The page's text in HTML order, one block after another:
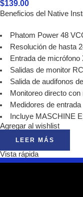
$139.00
Beneficios del Native
Phatom Power 48
Resolución de hasta
Entrada de
Salidas de monitor
Salida de audifonos
Monitoreo directo
Medidores de
Incluye MASCHINE
Agregar al wishlist
LEER MÁS
Vista rápida